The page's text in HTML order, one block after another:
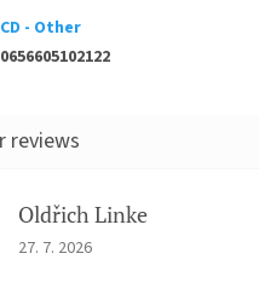
CD - Other
0656605102122
Oldřich Linke
The store rating is 5 out of 5 stars.
27. 7. 2026